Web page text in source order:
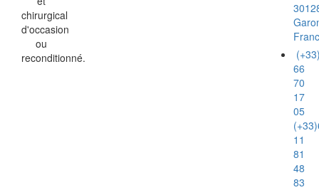
chirurgical
d'occasion
ou
reconditionné.
66
70
17
05
11
81
48
83